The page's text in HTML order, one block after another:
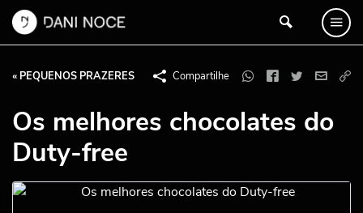
« PEQUENOS PRAZERES Compartilhe
Os melhores chocolates do
Duty-free